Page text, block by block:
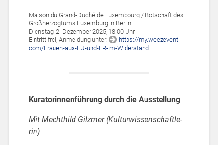
Mai­son du Grand-Duché de Lu­xem­bourg / Bot­schaft des
Groß­her­zog­tums Lu­xem­burg in Ber­lin
Diens­tag, 2. De­zem­ber 2025, 18.00 Uhr
Ein­tritt frei, An­mel­dung unter:
https://​my.​weezevent.​
com/​Frauen-​aus-​LU-​und-​FR-​im-​Widerstand
Ku­ra­to­rin­nen­füh­rung durch die Aus­stel­lung
Mit Mecht­hild Gilz­mer (Kul­tur­wis­sen­schaft­le­
rin)